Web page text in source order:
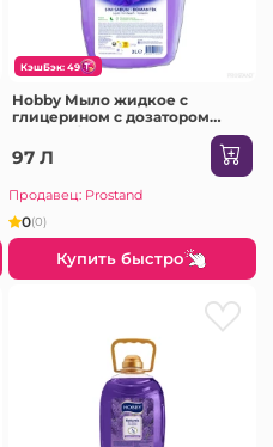
КэшБэк: 49
Hobby Мыло жидкое с
глицерином с дозатором
Glicerin /FT13330HRE)
97 Л
Продавец: Prostand
0(0)
Купить быстро